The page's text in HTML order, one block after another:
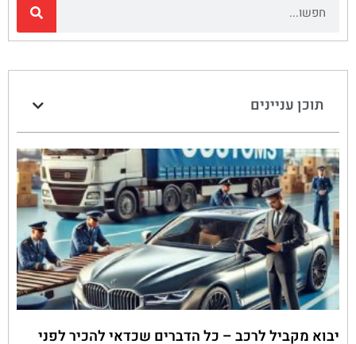
תוכן עניינים
יבוא מקביל לרכב – כל הדברים שכדאי להכיר לפני